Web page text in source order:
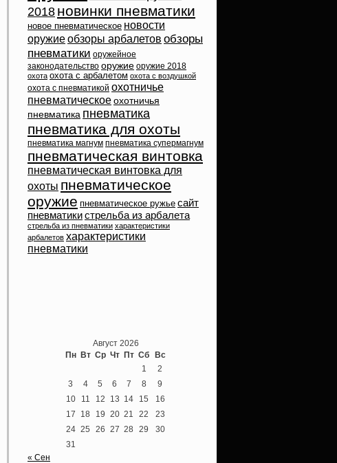
2018 новинки пневматики
новое пневматическое новости
оружиеобзоры арбалетов обзоры
пневматики оружейное
законодательство оружие оружие 2018
охота охота с арбалетом охота с воздушкой
охота с пневматикой охотничье
пневматическое охотничья
пневматика пневматика
пневматика для охоты
пневматика магнум пневматика супермагнум
пневматическая винтовка
пневматическая винтовка для
охоты пневматическое
оружие пневматическое ружье сайт
пневматикистрельба из арбалета
стрельба из пневматики характеристики
арбалетов характеристики
пневматики
Август 2026
Пн Вт Ср Чт Пт Сб Вс
1
2
3
4 5 6 7 8
9
10
11 12 13 14 15
16
17
18 19 20 21 22
23
24 25 26 27 28 29
30
31
« Сен